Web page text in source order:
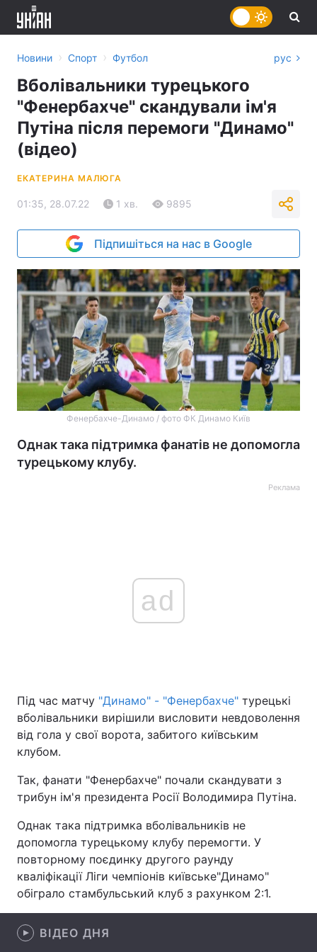
Головна Війна
Україна Політика
Економіка
Спорт Наука
Техно і зв'язок Лайт
Зброя Інциденти
Здоров'я Туризм
Цікавинки Погода
Екологія
Новини › Спорт › Футбол рус
Вболівальники турецького
"Фенербахче" скандували ім'я
Путіна після перемоги "Динамо"
(відео)
ЕКАТЕРИНА МАЛЮГА
01:35, 28.07.22 1 хв. 9895
Підпишіться на нас в Google
Фенербахче-Динамо / фото ФК Динамо Київ
Однак така підтримка фанатів не допомогла
турецькому клубу.
Реклама
ad
Під час матчу "Динамо" - "Фенербахче" турецькі
вболівальники вирішили висловити невдоволення
від гола у свої ворота, забитого київським
клубом.
Так, фанати "Фенербахче" почали скандувати з
трибун ім'я президента Росії Володимира Путіна.
Однак така підтримка вболівальників не
допомогла турецькому клубу перемогти. У
повторному поєдинку другого раунду
кваліфікації Ліги чемпіонів київське"Динамо"
обіграло стамбульський клуб з рахунком 2:1.
ВІДЕО ДНЯ